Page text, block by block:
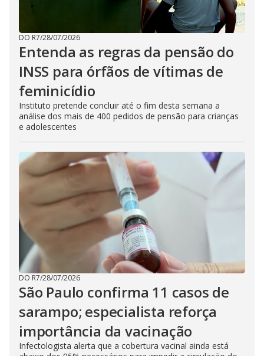
DO R7/28/07/2026
Entenda as regras da pensão do
INSS para órfãos de vítimas de
feminicídio
Instituto pretende concluir até o fim desta semana a
análise dos mais de 400 pedidos de pensão para crianças
e adolescentes
DO R7/28/07/2026
São Paulo confirma 11 casos de
sarampo; especialista reforça
importância da vacinação
Infectologista alerta que a cobertura vacinal ainda está